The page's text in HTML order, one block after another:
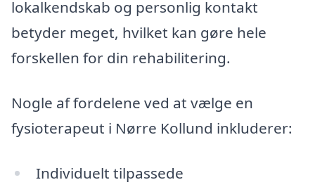
lokalkendskab og personlig kontakt
betyder meget, hvilket kan gøre hele
forskellen for din rehabilitering.
Nogle af fordelene ved at vælge en
fysioterapeut i Nørre Kollund inkluderer:
Individuelt tilpassede